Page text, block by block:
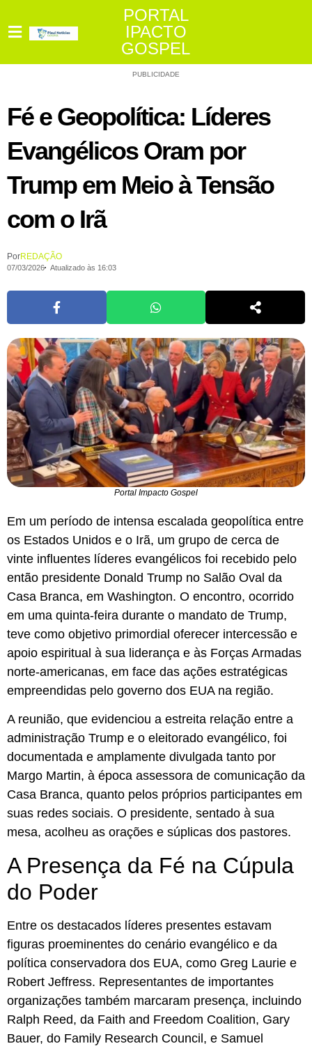
PORTAL
IPACTO
GOSPEL
PUBLICIDADE
Fé e Geopolítica: Líderes
Evangélicos Oram por
Trump em Meio à Tensão
com o Irã
PorREDAÇÃO
07/03/2026 Atualizado às 16:03
Portal Impacto Gospel
Em um período de intensa escalada geopolítica entre
os Estados Unidos e o Irã, um grupo de cerca de
vinte influentes líderes evangélicos foi recebido pelo
então presidente Donald Trump no Salão Oval da
Casa Branca, em Washington. O encontro, ocorrido
em uma quinta-feira durante o mandato de Trump,
teve como objetivo primordial oferecer intercessão e
apoio espiritual à sua liderança e às Forças Armadas
norte-americanas, em face das ações estratégicas
empreendidas pelo governo dos EUA na região.
A reunião, que evidenciou a estreita relação entre a
administração Trump e o eleitorado evangélico, foi
documentada e amplamente divulgada tanto por
Margo Martin, à época assessora de comunicação da
Casa Branca, quanto pelos próprios participantes em
suas redes sociais. O presidente, sentado à sua
mesa, acolheu as orações e súplicas dos pastores.
A Presença da Fé na Cúpula
do Poder
Entre os destacados líderes presentes estavam
figuras proeminentes do cenário evangélico e da
política conservadora dos EUA, como Greg Laurie e
Robert Jeffress. Representantes de importantes
organizações também marcaram presença, incluindo
Ralph Reed, da Faith and Freedom Coalition, Gary
Bauer, do Family Research Council, e Samuel